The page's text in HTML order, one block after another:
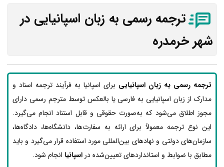
ترجمه رسمی به زبان اسپانیایی در
شهر خرمدره
ترجمه رسمی به زبان اسپانیایی برای اسپانیا به فرآیند ترجمه اسناد و
مدارک از زبان اسپانیایی به فارسی یا بالعکس توسط مترجم رسمی دارای
مجوز اطلاق می‌شود که به‌صورت حقوقی و قابل استناد انجام می‌گیرد.
این نوع ترجمه معمولاً برای ارائه به سفارت‌ها، دانشگاه‌ها، دادگاه‌ها،
سازمان‌های دولتی و نهادهای بین‌المللی مورد استفاده قرار می‌گیرد و باید
مطابق با ضوابط و استانداردهای تعیین‌شده در اسپانیا انجام شود.